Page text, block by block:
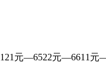
元—6522元—6611元